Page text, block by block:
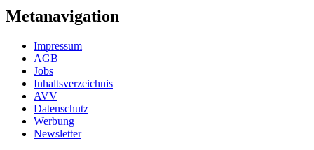
Metanavigation
Impressum
AGB
Jobs
Inhaltsverzeichnis
AVV
Datenschutz
Werbung
Newsletter